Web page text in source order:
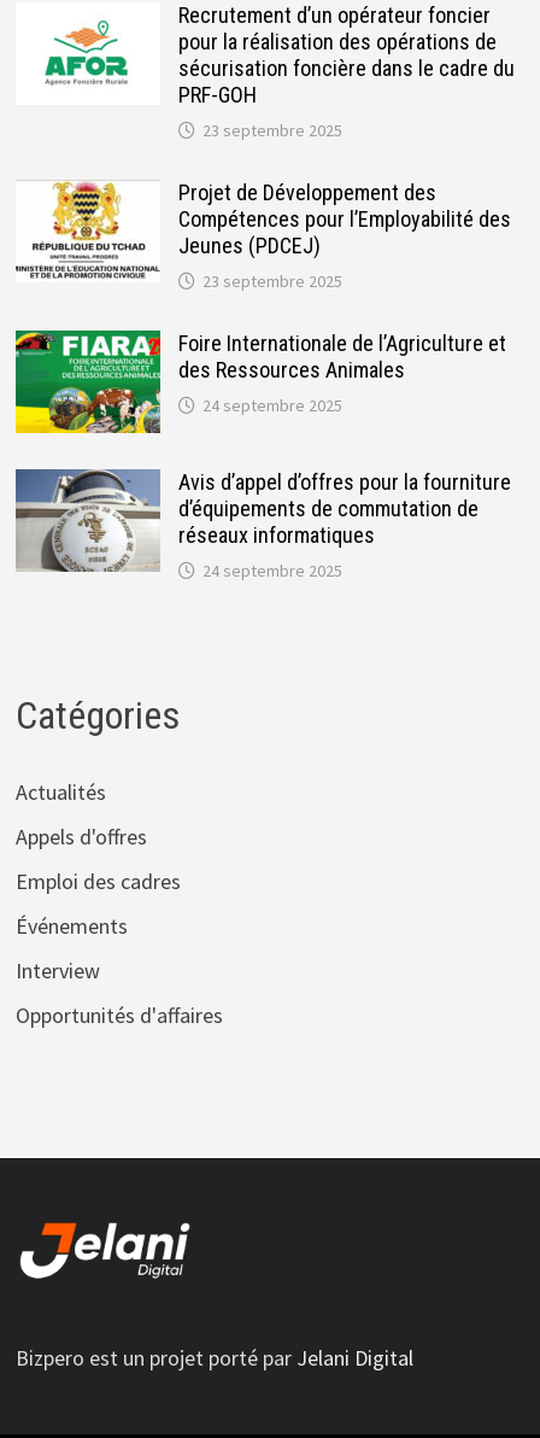
Recrutement d’un opérateur foncier
pour la réalisation des opérations de
sécurisation foncière dans le cadre du
PRF-GOH
23 septembre 2025
Projet de Développement des
Compétences pour l’Employabilité des
Jeunes (PDCEJ)
23 septembre 2025
Foire Internationale de l’Agriculture et
des Ressources Animales
24 septembre 2025
Avis d’appel d’offres pour la fourniture
d’équipements de commutation de
réseaux informatiques
24 septembre 2025
Catégories
Actualités
Appels d'offres
Emploi des cadres
Événements
Interview
Opportunités d'affaires
Bizpero est un projet porté par Jelani Digital